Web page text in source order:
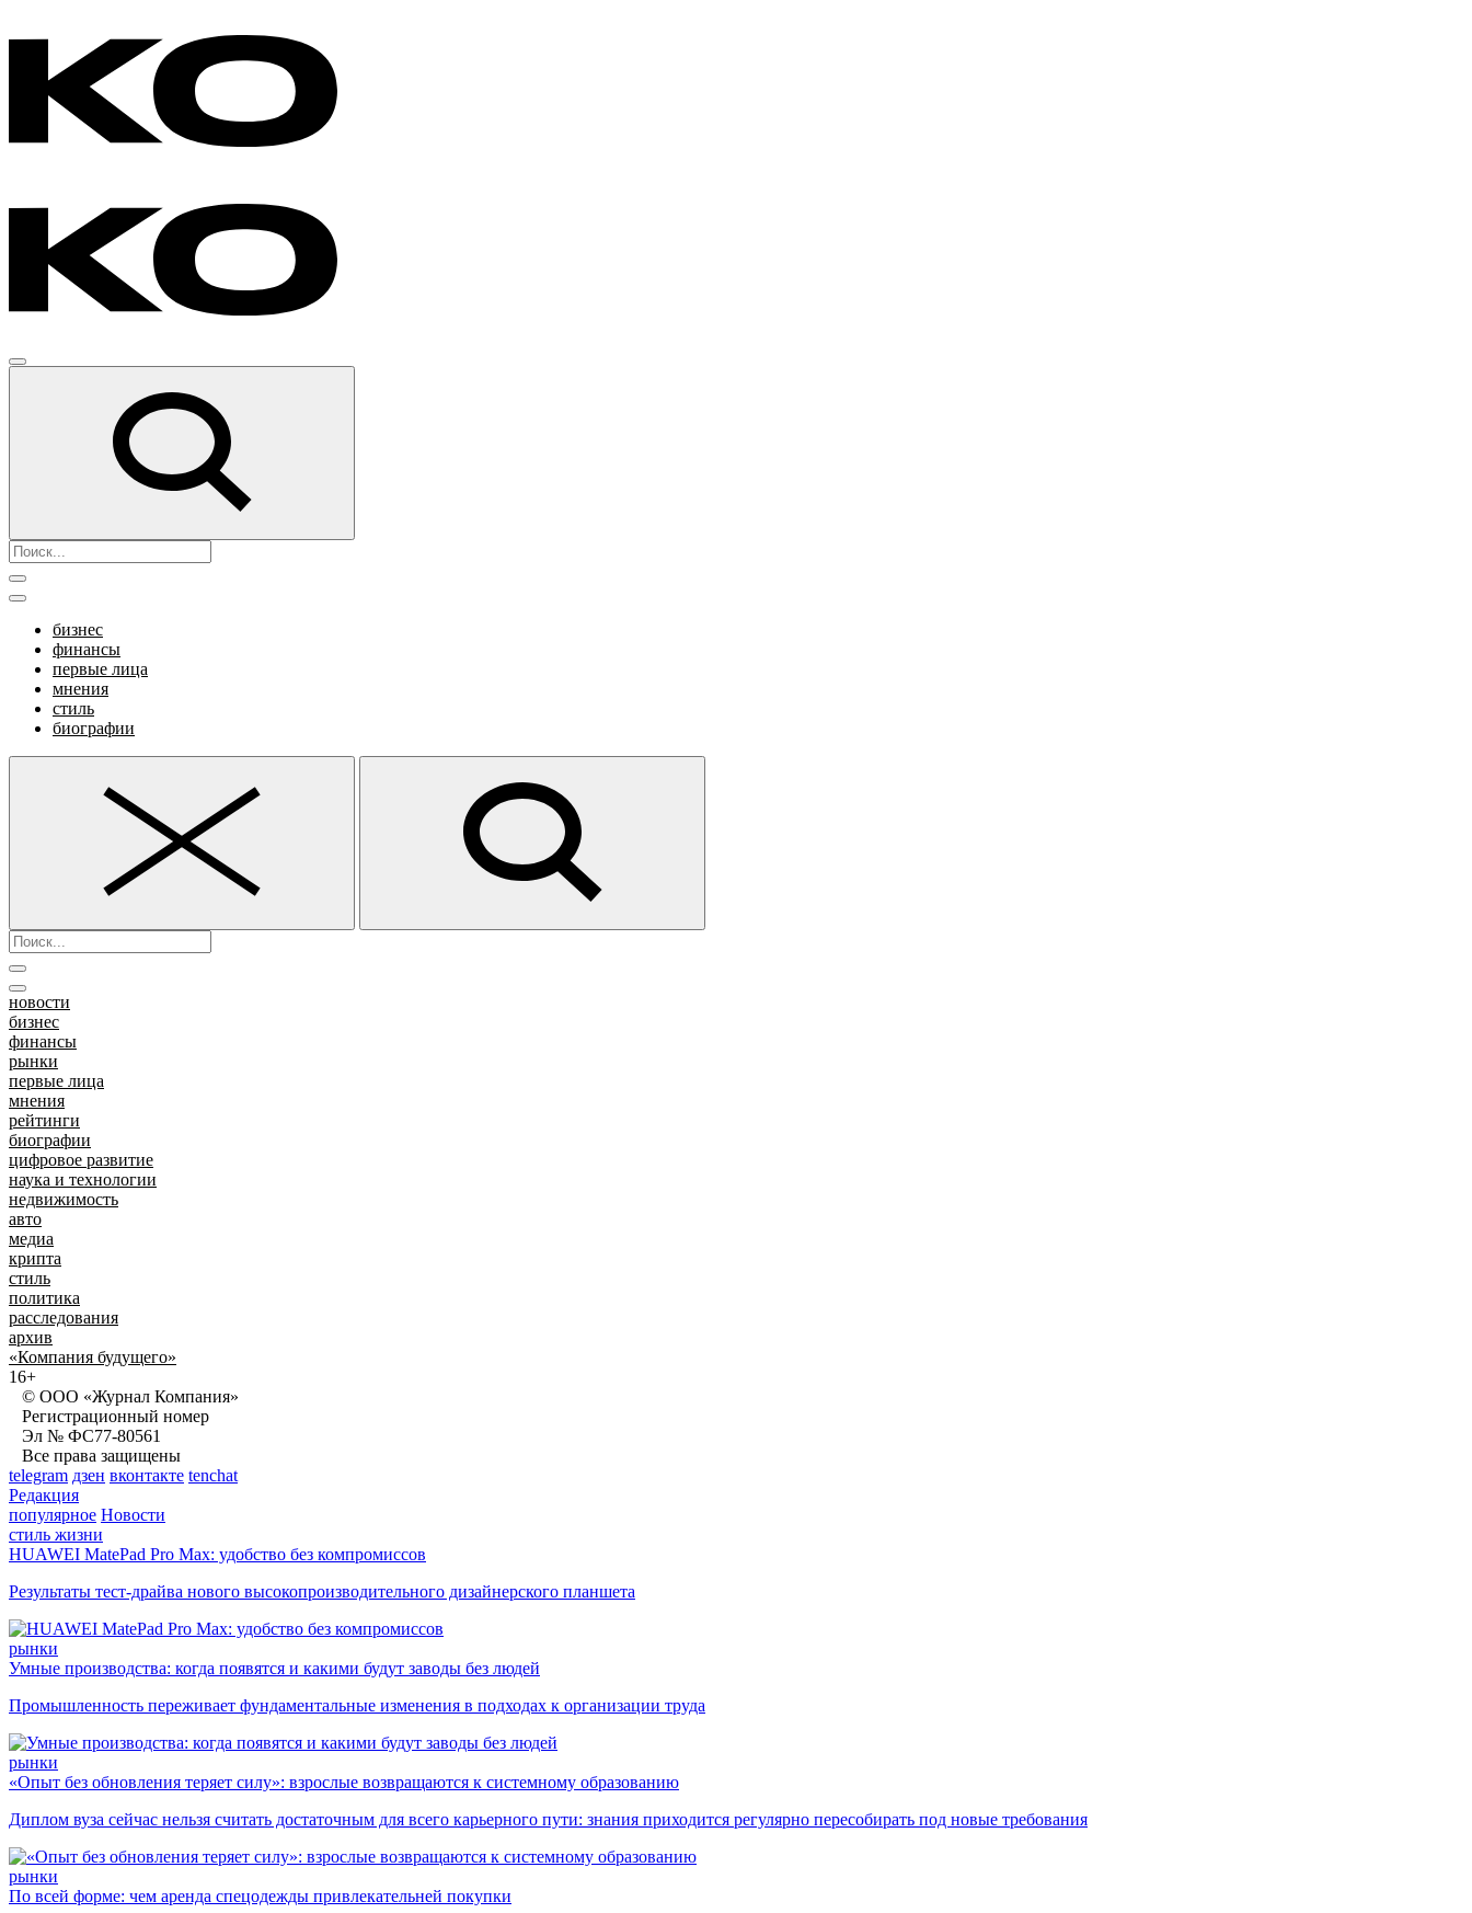
бизнес
финансы
первые лица
мнения
стиль
биографии
новости
бизнес
финансы
рынки
первые лица
мнения
рейтинги
биографии
цифровое развитие
наука и технологии
недвижимость
авто
медиа
крипта
стиль
политика
расследования
архив
«Компания будущего»
16+
© ООО «Журнал Компания»
Регистрационный номер
Эл № ФС77-80561
Все права защищены
telegram дзен вконтакте tenchat
Редакция
популярное Новости
стиль жизни
HUAWEI MatePad Pro Max: удобство без компромиссов
Результаты тест-драйва нового высокопроизводительного дизайнерского планшета
рынки
Умные производства: когда появятся и какими будут заводы без людей
Промышленность переживает фундаментальные изменения в подходах к организации труда
рынки
«Опыт без обновления теряет силу»: взрослые возвращаются к системному образованию
Диплом вуза сейчас нельзя считать достаточным для всего карьерного пути: знания приходится регулярно пересобирать под новые требования
рынки
По всей форме: чем аренда спецодежды привлекательней покупки